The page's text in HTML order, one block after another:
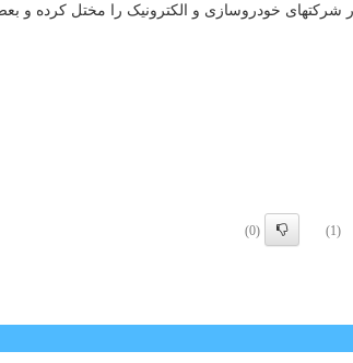
در شرکتهای خودروسازی و الکترونیک را مختل کرده
(1)
(0)